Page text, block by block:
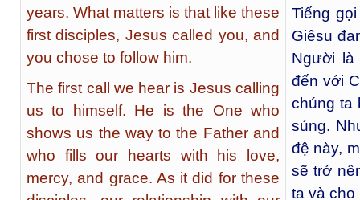
years. What matters is that like these
first disciples, Jesus called you, and
you chose to follow him.
The first call we hear is Jesus calling
us to himself. He is the One who
shows us the way to the Father and
who fills our hearts with his love,
mercy, and grace. As it did for these
Tiếng
Giêsu
Người
đến với
chúng ta
sủng.
đệ này,
sẽ trở
ta và cho